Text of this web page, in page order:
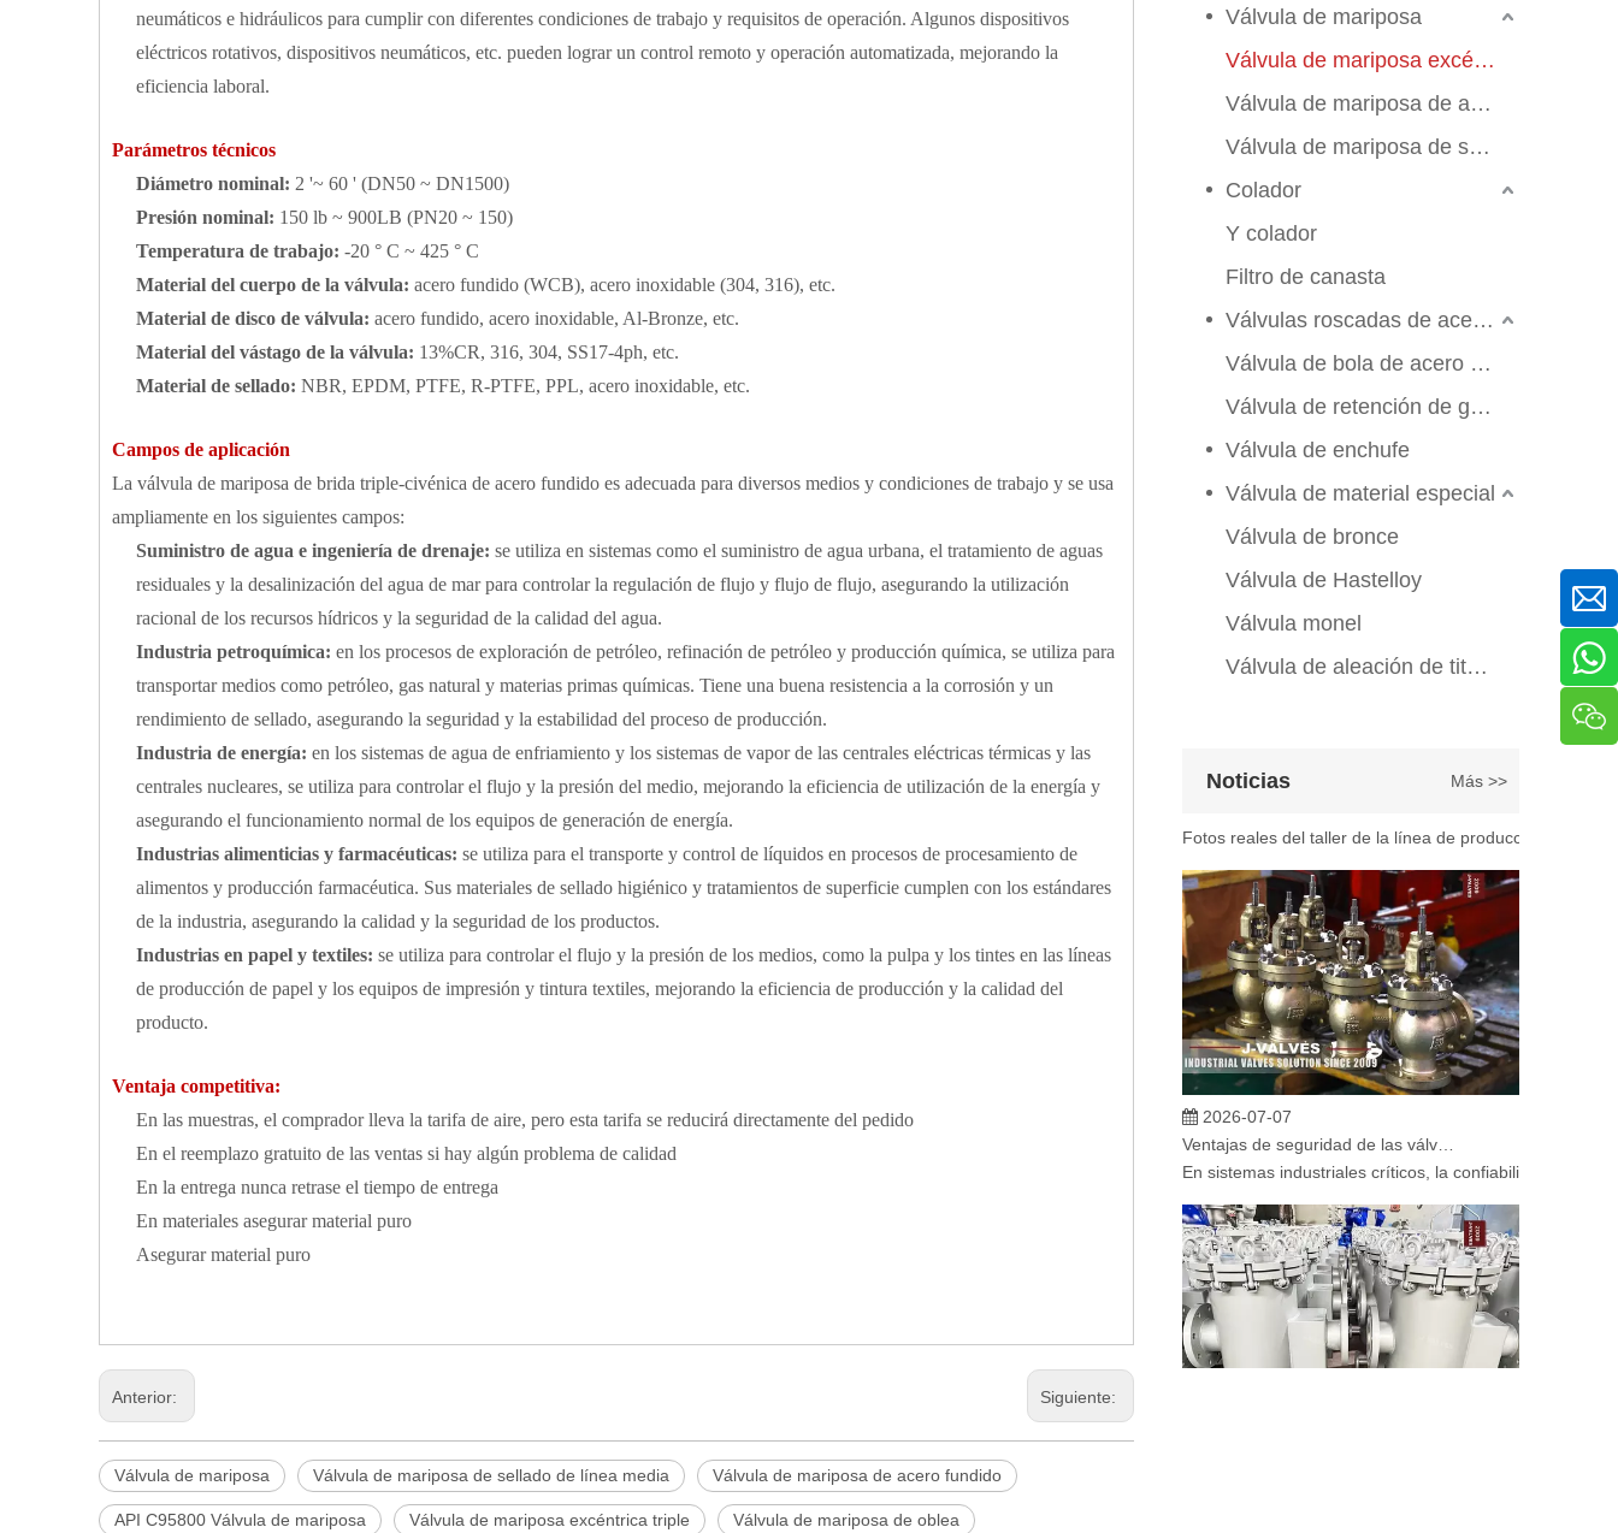
neumáticos e hidráulicos para cumplir con diferentes condiciones de trabajo y requisitos de operación. Algunos dispositivos
eléctricos rotativos, dispositivos neumáticos, etc. pueden lograr un control remoto y operación automatizada, mejorando la
eficiencia laboral.
Parámetros técnicos
Diámetro nominal: 2 '~ 60 ' (DN50 ~ DN1500)
Presión nominal: 150 lb ~ 900LB (PN20 ~ 150)
Temperatura de trabajo: -20 ° C ~ 425 ° C
Material del cuerpo de la válvula: acero fundido (WCB), acero inoxidable (304, 316), etc.
Material de disco de válvula: acero fundido, acero inoxidable, Al-Bronze, etc.
Material del vástago de la válvula: 13%CR, 316, 304, SS17-4ph, etc.
Material de sellado: NBR, EPDM, PTFE, R-PTFE, PPL, acero inoxidable, etc.
Campos de aplicación
La válvula de mariposa de brida triple-civénica de acero fundido es adecuada para diversos medios y condiciones de trabajo y se usa
ampliamente en los siguientes campos:
Suministro de agua e ingeniería de drenaje: se utiliza en sistemas como el suministro de agua urbana, el tratamiento de aguas
residuales y la desalinización del agua de mar para controlar la regulación de flujo y flujo de flujo, asegurando la utilización
racional de los recursos hídricos y la seguridad de la calidad del agua.
Industria petroquímica: en los procesos de exploración de petróleo, refinación de petróleo y producción química, se utiliza para
transportar medios como petróleo, gas natural y materias primas químicas. Tiene una buena resistencia a la corrosión y un
rendimiento de sellado, asegurando la seguridad y la estabilidad del proceso de producción.
Industria de energía: en los sistemas de agua de enfriamiento y los sistemas de vapor de las centrales eléctricas térmicas y las
centrales nucleares, se utiliza para controlar el flujo y la presión del medio, mejorando la eficiencia de utilización de la energía y
asegurando el funcionamiento normal de los equipos de generación de energía.
Industrias alimenticias y farmacéuticas: se utiliza para el transporte y control de líquidos en procesos de procesamiento de
alimentos y producción farmacéutica. Sus materiales de sellado higiénico y tratamientos de superficie cumplen con los estándares
de la industria, asegurando la calidad y la seguridad de los productos.
Industrias en papel y textiles: se utiliza para controlar el flujo y la presión de los medios, como la pulpa y los tintes en las líneas
de producción de papel y los equipos de impresión y tintura textiles, mejorando la eficiencia de producción y la calidad del
producto.
Ventaja competitiva:
En las muestras, el comprador lleva la tarifa de aire, pero esta tarifa se reducirá directamente del pedido
En el reemplazo gratuito de las ventas si hay algún problema de calidad
En la entrega nunca retrase el tiempo de entrega
En materiales asegurar material puro
Asegurar material puro
Anterior: Siguiente:
Válvula de mariposa Válvula de mariposa de sellado de línea media Válvula de mariposa de acero fundido
API C95800 Válvula de mariposa Válvula de mariposa excéntrica triple Válvula de mariposa de oblea
Válvula de mariposa
Válvula de mariposa excéntrica triple
Válvula de mariposa de alto rendimiento
Válvula de mariposa de sello suave
Colador
Y colador
Filtro de canasta
Válvulas roscadas de acero inoxidable
Válvula de bola de acero inoxidable
Válvula de retención de globo de compuerta
Válvula de enchufe
Válvula de material especial
Válvula de bronce
Válvula de Hastelloy
Válvula monel
Válvula de aleación de titanio
Noticias Más >>
En ingeniería marina, plataformas marinas y entornos
2026-07-07
En sistemas industriales críticos, la confiabilidad de las